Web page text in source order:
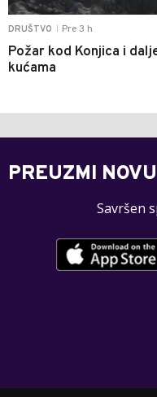
DRUŠTVO Pre 3 h
Požar kod Konjica i
kućama
PREUZMI
Savršen